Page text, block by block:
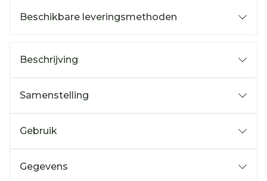
Beschikbare leveringsmethoden
Beschrijving
Samenstelling
Gebruik
Gegevens